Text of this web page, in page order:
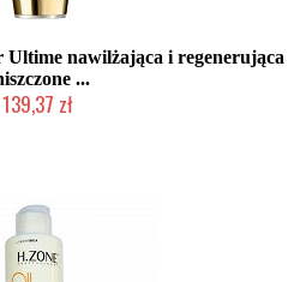
nawilżająca i regenerująca
...
139,37 zł